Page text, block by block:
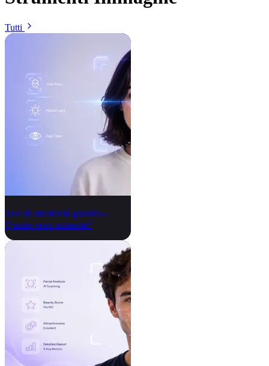
Tutti
Test di attrattività gratuito –
Quanto sono attraente?